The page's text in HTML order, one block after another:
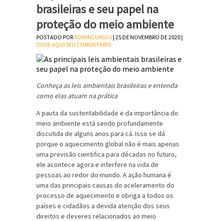
brasileiras e seu papel na
proteção do meio ambiente
POSTADO PORADMINCURSOS| 25 DE NOVEMBRO DE 2020 |
DEIXE AQUI SEU COMENTÁRIO
Conheça as leis ambientais brasileiras e entenda
como elas atuam na prática
A pauta da sustentabilidade e da importância do
meio ambiente está sendo profundamente
discutida de alguns anos para cá. Isso se dá
porque o aquecimento global não é mais apenas
uma previsão cientifica para décadas no futuro,
ele acontece agora e interfere na vida de
pessoas ao redor do mundo. A ação humana é
uma das principais causas do aceleramento do
processo de aquecimento e obriga a todos os
países e cidadãos a devida atenção dos seus
direitos e deveres relacionados ao meio